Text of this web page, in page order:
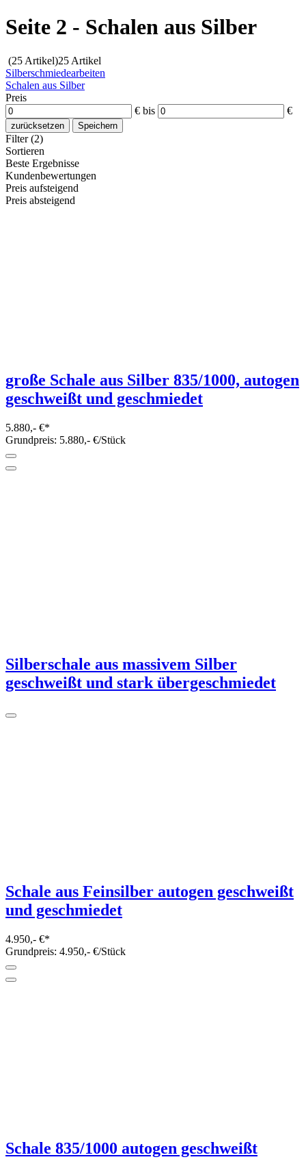
Seite 2 - Schalen aus Silber
(25 Artikel)25 Artikel
Silberschmiedearbeiten
Schalen aus Silber
Preis
€ bis €
zurücksetzen Speichern
Filter (2)
Sortieren
Beste Ergebnisse
Kundenbewertungen
Preis aufsteigend
Preis absteigend
große Schale aus Silber 835/1000, autogen
geschweißt und geschmiedet
5.880,- €*
Grundpreis: 5.880,- €/Stück
Silberschale aus massivem Silber
geschweißt und stark übergeschmiedet
Schale aus Feinsilber autogen geschweißt
und geschmiedet
4.950,- €*
Grundpreis: 4.950,- €/Stück
Schale 835/1000 autogen geschweißt